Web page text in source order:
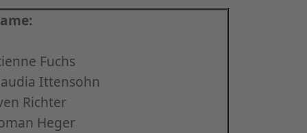
Fuchs
Ittensohn
Richter
Heger